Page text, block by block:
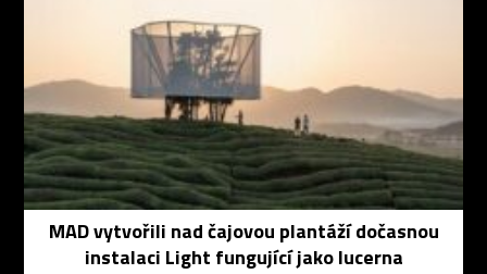
MAD vytvořili nad čajovou plantáží dočasnou
instalaci Light fungující jako lucerna